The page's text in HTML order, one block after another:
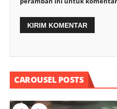
CAROUSEL POSTS